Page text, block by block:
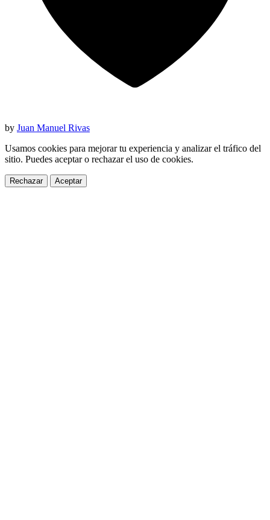
by Juan Manuel Rivas
Usamos cookies para mejorar tu experiencia y analizar el tráfico del
sitio. Puedes aceptar o rechazar el uso de cookies.
Rechazar Aceptar